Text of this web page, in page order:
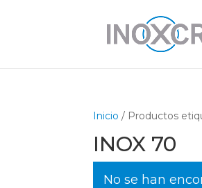
Inicio / Productos
INOX 70
No se han